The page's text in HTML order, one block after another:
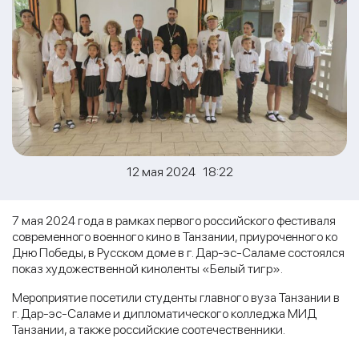
12 мая 2024 18:22
7 мая 2024 года в рамках первого российского фестиваля
современного военного кино в Танзании, приуроченного ко
Дню Победы, в Русском доме в г. Дар-эс-Саламе состоялся
показ художественной киноленты «Белый тигр».
Мероприятие посетили студенты главного вуза Танзании в
г. Дар-эс-Саламе и дипломатического колледжа МИД
Танзании, а также российские соотечественники.